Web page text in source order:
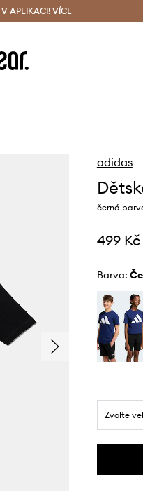
i do 24 h
APLIKACI! VÍCE
adidas
černá
499 Kč
Barva:
Zvolte